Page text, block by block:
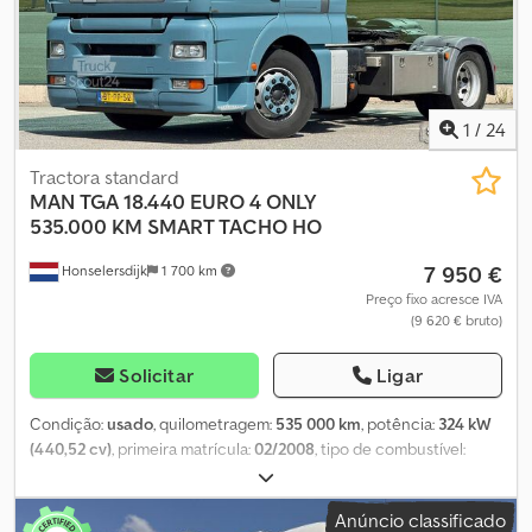
autorizado). Placas de 5, 15 e 30 dias, bem como placas austríacas
de 15 dias, disponíveis. Reservas de veículos somente via e-mail.
Reservas verbais não têm validade. Sujeito a alterações, erros e
venda prévia. INFORMAÇÕES LEGAIS: Este anúncio não constitui
uma oferta vinculativa nos termos do §145 BGB. Todas as
informações são fornecidas sem garantia ou características 1 / 24
Honselersdijk 1 700 km
Tractora standard
MAN TGA 18.440 EURO 4 ONLY
535.000 KM SMART TACHO HO
7 950 €
Preço fixo acresce IVA
(9 620 € bruto)
Solicitar Ligar
Condição:usado, quilometragem: 535 000 km, potência: 324 kW
(440,52 cv), primeira matrícula:02/2008, tipo de combustível:
, configuração de eixo:
próxima inspeção (TÜV):02/2027, cor:azul, tipo de engrenagem:
automático
, classe de emissão: Euro 4, Ano de fabrico:2008,
Anúncio classificado